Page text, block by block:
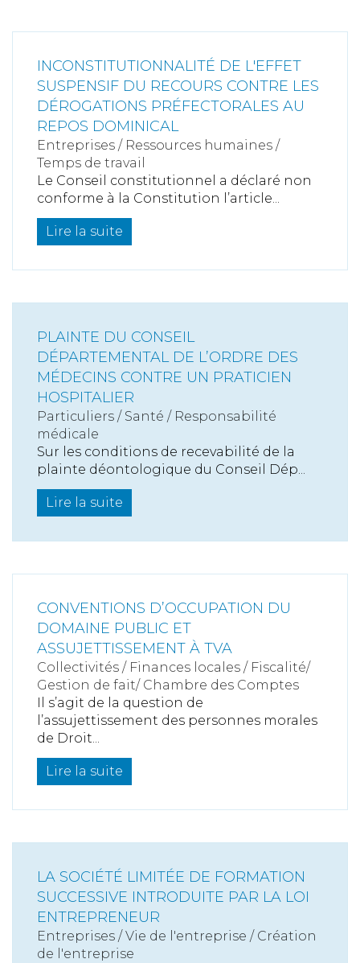
INCONSTITUTIONNALITÉ DE L'EFFET
SUSPENSIF DU RECOURS CONTRE LES
DÉROGATIONS PRÉFECTORALES AU
REPOS DOMINICAL
Entreprises / Ressources humaines /
Temps de travail
Le Conseil constitutionnel a déclaré non
conforme à la Constitution l’article...
Lire la suite
PLAINTE DU CONSEIL
DÉPARTEMENTAL DE L’ORDRE DES
MÉDECINS CONTRE UN PRATICIEN
HOSPITALIER
Particuliers / Santé / Responsabilité
médicale
Sur les conditions de recevabilité de la
plainte déontologique du Conseil Dép...
Lire la suite
CONVENTIONS D’OCCUPATION DU
DOMAINE PUBLIC ET
ASSUJETTISSEMENT À TVA
Collectivités / Finances locales / Fiscalité/
Gestion de fait/ Chambre des Comptes
Il s’agit de la question de
l’assujettissement des personnes morales
de Droit...
Lire la suite
LA SOCIÉTÉ LIMITÉE DE FORMATION
SUCCESSIVE INTRODUITE PAR LA LOI
ENTREPRENEUR
Entreprises / Vie de l'entreprise / Création
de l'entreprise